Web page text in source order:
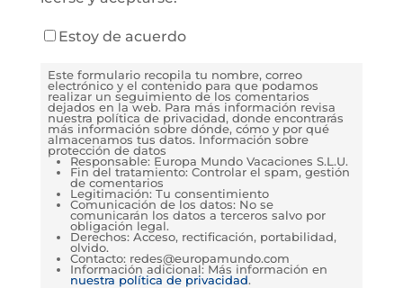
Estoy de acuerdo
Este formulario recopila tu nombre, correo
electrónico y el contenido para que podamos
realizar un seguimiento de los comentarios
dejados en la web. Para más información revisa
nuestra política de privacidad, donde encontrarás
más información sobre dónde, cómo y por qué
almacenamos tus datos. Información sobre
protección de datos
Responsable: Europa Mundo Vacaciones S.L.U.
Fin del tratamiento: Controlar el spam, gestión
de comentarios
Legitimación: Tu consentimiento
Comunicación de los datos: No se
comunicarán los datos a terceros salvo por
obligación legal.
Derechos: Acceso, rectificación, portabilidad,
olvido.
Contacto: redes@europamundo.com
Información adicional: Más información en
nuestra política de privacidad.